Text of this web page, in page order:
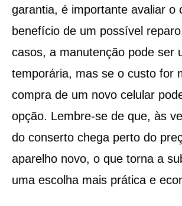
garantia, é importante avaliar o
benefício de um possível
casos, a manutenção pode ser
temporária, mas se o custo for
compra de um novo celular
opção. Lembre-se de que, às
do conserto chega perto do
aparelho novo, o que torna a
uma escolha mais prática e